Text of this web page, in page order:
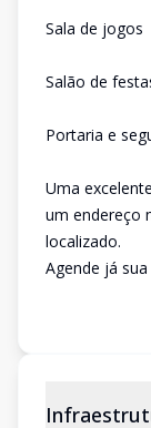
Sala de jogos
Salão de
Portaria e
Uma
um endereço
localizado.
Agende já sua